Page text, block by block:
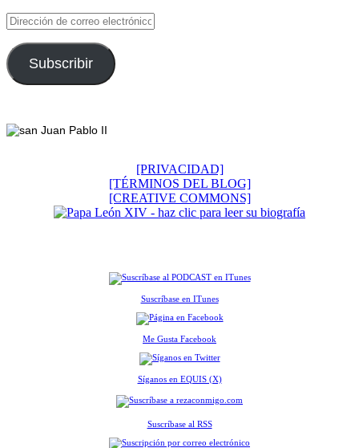
Dirección
de
correo
electrónico
Subscribir
[PRIVACIDAD]
[TÉRMINOS DEL BLOG]
[CREATIVE COMMONS]
Suscríbase en ITunes
Me Gusta Facebook
Síganos en EQUIS (X)
Suscríbase al RSS